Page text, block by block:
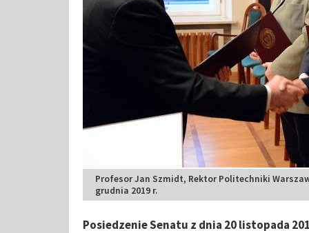
Profesor Jan Szmidt, Rektor Politechniki
grudnia 2019 r.
Posiedzenie Senatu z dnia 20 listopada